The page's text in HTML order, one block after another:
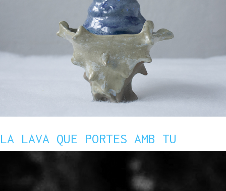
LA LAVA QUE PORTES AMB TU